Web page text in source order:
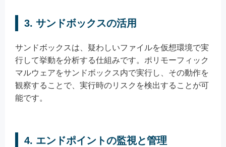
3. サンドボックスの活用
サンドボックスは、疑わしいファイルを仮想環境で実
行して挙動を分析する仕組みです。ポリモーフィック
マルウェアをサンドボックス内で実行し、その動作を
観察することで、実行時のリスクを検出することが可
能です。
4. エンドポイントの監視と管理